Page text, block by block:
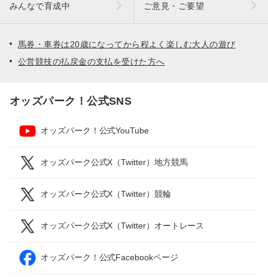
みんなで育成中 ご意見・ご要望
馬券・車券は20歳になってから程よく楽しむ大人の遊び
公営競技の払戻金の支払を受けた方へ
オッズパーク！公式SNS
オッズパーク！公式YouTube
オッズパーク公式X（Twitter）地方競馬
オッズパーク公式X（Twitter）競輪
オッズパーク公式X（Twitter）オートレース
オッズパーク！公式Facebookページ